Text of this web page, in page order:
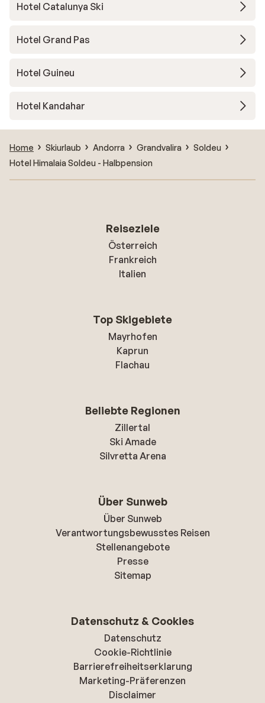
Hotel Catalunya Ski
Hotel Grand Pas
Hotel Guineu
Hotel Kandahar
Home Skiurlaub Andorra Grandvalira
Soldeu
Hotel Himalaia Soldeu - Halbpension
Reiseziele
Österreich
Frankreich
Italien
Top Skigebiete
Mayrhofen
Kaprun
Flachau
Beliebte Regionen
Zillertal
Ski Amade
Silvretta Arena
Über Sunweb
Über Sunweb
Verantwortungsbewusstes Reisen
Stellenangebote
Presse
Sitemap
Datenschutz & Cookies
Datenschutz
Cookie-Richtlinie
Barrierefreiheitserklarung
Marketing-Präferenzen
Disclaimer